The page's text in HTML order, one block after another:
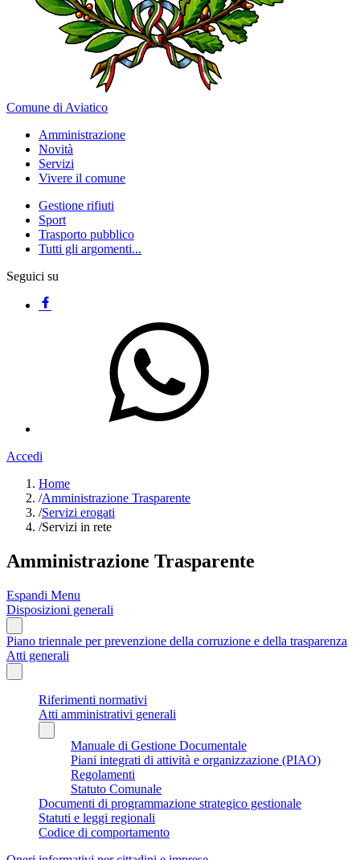
Comune di Aviatico
Amministrazione
Novità
Servizi
Vivere il comune
Gestione rifiuti
Sport
Trasporto pubblico
Tutti gli argomenti...
Seguici su
Accedi
Home
/Amministrazione Trasparente
/Servizi erogati
/Servizi in rete
Amministrazione Trasparente
Espandi Menu
Disposizioni generali
Piano triennale per prevenzione della corruzione e della trasparenza
Atti generali
Riferimenti normativi
Atti amministrativi generali
Manuale di Gestione Documentale
Piani integrati di attività e organizzazione (PIAO)
Regolamenti
Statuto Comunale
Documenti di programmazione strategico gestionale
Statuti e leggi regionali
Codice di comportamento